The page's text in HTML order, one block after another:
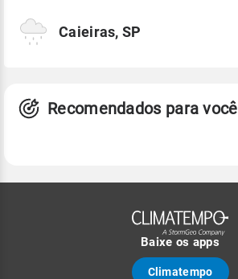
Caieiras, SP
Recomendados para você
Baixe os apps
Climatempo